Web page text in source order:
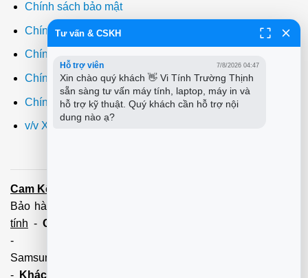
Chính sách bảo mật
Chính sách thanh toán
Chính sách giao hàng
Chính sách đổi trả
Chính sách bảo hành
v/v Xuất hóa đơn đỏ VAT
Cam Kết:
Bảo hành tận tâm - Xuất hóa đơn đỏ đầy đủ
tính - Cài Win Tận Nơi
-
Samsung,Brother,Xeroc,Panasonic): 100 - 180,000 vnđ
-
Khách hàng lưu ý:
Tư vấn & CSKH
Hỗ trợ viên 7/8/2026 04:47
Xin chào quý khách 👋 Vi Tính Trường Thịnh
sẵn sàng tư vấn máy tính, laptop, máy in và
hỗ trợ kỹ thuật. Quý khách cần hỗ trợ nội
dung nào ạ?